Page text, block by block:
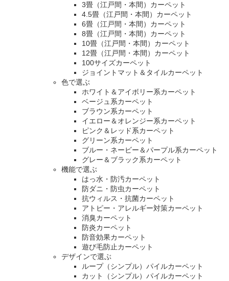
3畳（江戸間・本間）カーペット
4.5畳（江戸間・本間）カーペット
6畳（江戸間・本間）カーペット
8畳（江戸間・本間）カーペット
10畳（江戸間・本間）カーペット
12畳（江戸間・本間）カーペット
100サイズカーペット
ジョイントマット＆タイルカーペット
色で選ぶ
ホワイト＆アイボリー系カーペット
ベージュ系カーペット
ブラウン系カーペット
イエロー＆オレンジー系カーペット
ピンク＆レッド系カーペット
グリーン系カーペット
ブルー・ネービー＆パープル系カーペット
グレー＆ブラック系カーペット
機能で選ぶ
はっ水・防汚カーペット
防ダニ・防虫カーペット
抗ウィルス・抗菌カーペット
アトピー・アレルギー対策カーペット
消臭カーペット
防炎カーペット
防音効果カーペット
遊び毛防止カーペット
デザインで選ぶ
ループ（シンプル）パイルカーペット
カット（シンプル）パイルカーペット